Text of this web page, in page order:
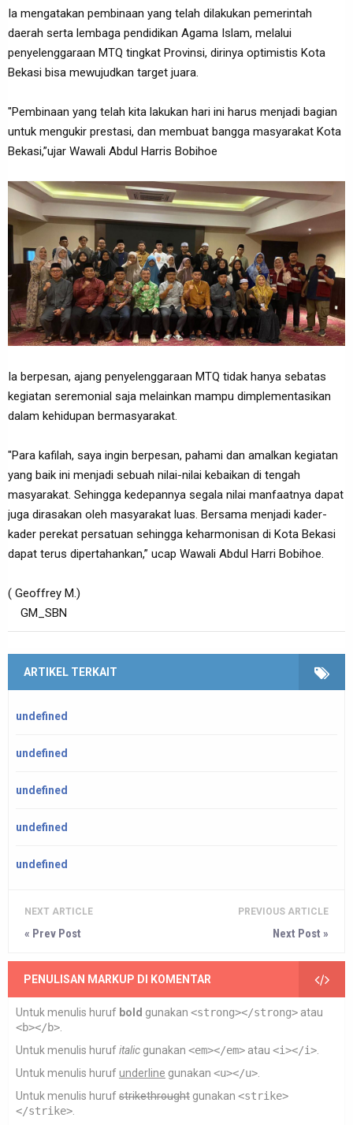
Ia mengatakan pembinaan yang telah dilakukan pemerintah
daerah serta lembaga pendidikan Agama Islam, melalui
penyelenggaraan MTQ tingkat Provinsi, dirinya optimistis Kota
Bekasi bisa mewujudkan target juara.
"Pembinaan yang telah kita lakukan hari ini harus menjadi bagian
untuk mengukir prestasi, dan membuat bangga masyarakat Kota
Bekasi,”ujar Wawali Abdul Harris Bobihoe
Ia berpesan, ajang penyelenggaraan MTQ tidak hanya sebatas
kegiatan seremonial saja melainkan mampu dimplementasikan
dalam kehidupan bermasyarakat.
"Para kafilah, saya ingin berpesan, pahami dan amalkan kegiatan
yang baik ini menjadi sebuah nilai-nilai kebaikan di tengah
masyarakat. Sehingga kedepannya segala nilai manfaatnya dapat
juga dirasakan oleh masyarakat luas. Bersama menjadi kader-
kader perekat persatuan sehingga keharmonisan di Kota Bekasi
dapat terus dipertahankan,” ucap Wawali Abdul Harri Bobihoe.
( Geoffrey M.)
GM_SBN
ARTIKEL TERKAIT
undefined
undefined
undefined
undefined
undefined
NEXT ARTICLE
« Prev Post
PREVIOUS ARTICLE
Next Post »
PENULISAN MARKUP DI KOMENTAR
Untuk menulis huruf bold gunakan <strong></strong> atau
<b></b>.
Untuk menulis hurufitalic gunakan <em></em> atau <i></i>.
Untuk menulis hurufunderline gunakan <u></u>.
Untuk menulis hurufstrikethrought gunakan <strike>
</strike>.